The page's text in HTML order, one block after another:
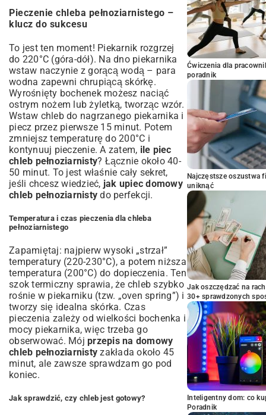
Pieczenie chleba pełnoziarnistego –
klucz do sukcesu
To jest ten moment! Piekarnik rozgrzej
do 220°C (góra-dół). Na dno piekarnika
wstaw naczynie z gorącą wodą – para
wodna zapewni chrupiącą skórkę.
Wyrośnięty bochenek możesz naciąć
ostrym nożem lub żyletką, tworząc wzór.
Wstaw chleb do nagrzanego piekarnika i
piecz przez pierwsze 15 minut. Potem
zmniejsz temperaturę do 200°C i
kontynuuj pieczenie. A zatem, ile piec
chleb pełnoziarnisty? Łącznie około 40-
50 minut. To jest właśnie cały sekret,
jeśli chcesz wiedzieć, jak upiec domowy
chleb pełnoziarnisty do perfekcji.
Temperatura i czas pieczenia dla chleba
pełnoziarnistego
Zapamiętaj: najpierw wysoki „strzał”
temperatury (220-230°C), a potem niższa
temperatura (200°C) do dopieczenia. Ten
szok termiczny sprawia, że chleb szybko
rośnie w piekarniku (tzw. „oven spring”) i
tworzy się idealna skórka. Czas
pieczenia zależy od wielkości bochenka i
mocy piekarnika, więc trzeba go
obserwować. Mój przepis na domowy
chleb pełnoziarnisty zakłada około 45
minut, ale zawsze sprawdzam go pod
koniec.
Jak sprawdzić, czy chleb jest gotowy?
Ćwiczenia dla
poradnik
Najczęstsze oszustwa
uniknąć
Jak oszczędzać na
30+ sprawdzonych
Inteligentny dom: co
Poradnik